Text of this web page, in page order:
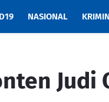
NASIONAL
Judi